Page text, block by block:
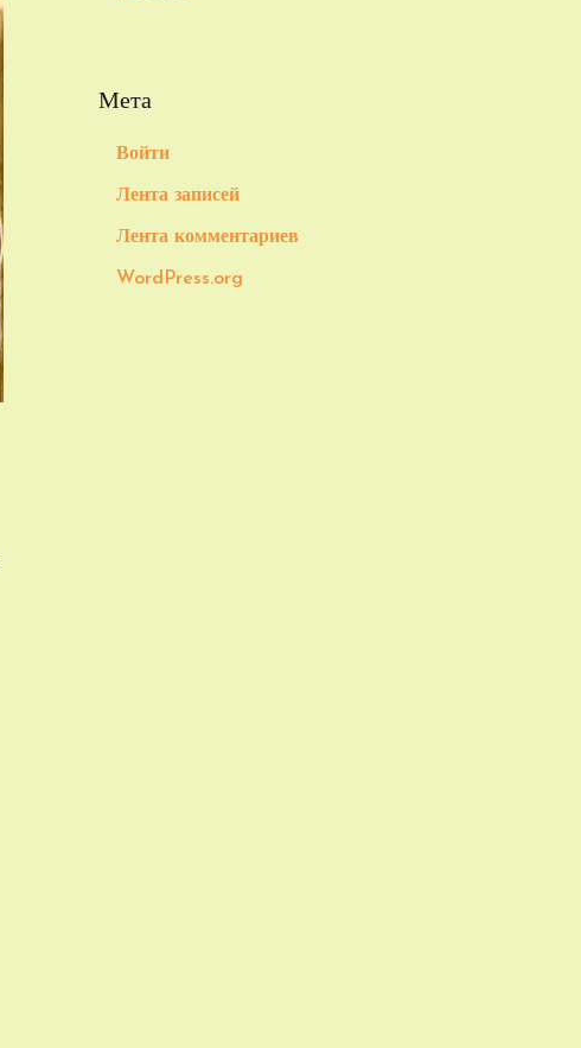
Мета
Войти
Лента записей
Лента комментариев
WordPress.org